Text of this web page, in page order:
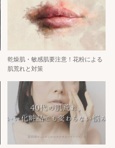
乾燥肌・敏感肌要注意！花粉による
肌荒れと対策